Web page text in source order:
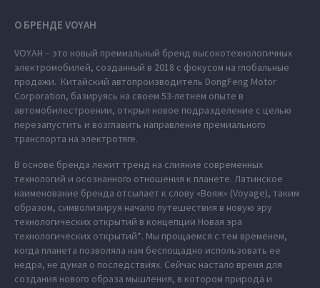
О БРЕНДЕ VOYAH
VOYAH – это новый премиальный бренд высокотехнологичных
электромобилей, созданный в 2018 с фокусом на глобальные
продажи. Китайский автопроизводитель DongFeng Motor
Corporation, базируясь на своем 53-летнем опыте в
автомобилестроении, открыл новое подразделение с целью
перезапустить и возглавить направление премиального
транспорта на электротяге.
В основе бренда лежит тренд на слияние современных
технологий и осознанного отношения к планете. Латинское
наименование бренда отсылает к слову «Вояж» (Voyage), таким
образом, символизируя начало путешествия в новую эру
технологических открытий в концепции Новая эра
технологических открытий*. Мы прощаемся с тем временем,
когда планета позволяла нам беспощадно использовать ее
недра, не думая о последствиях. Сейчас настало время для
создания нового образа мышления, в котором природа и